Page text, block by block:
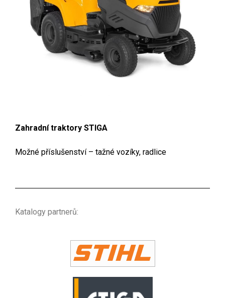
Zahradní traktory STIGA
Možné příslušenství – tažné vozíky, radlice
Katalogy partnerů: